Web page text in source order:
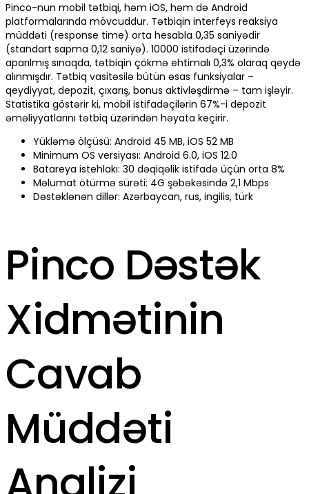
Pinco-nun mobil tətbiqi, həm iOS, həm də Android
platformalarında mövcuddur. Tətbiqin interfeys reaksiya
müddəti (response time) orta hesabla 0,35 saniyədir
(standart sapma 0,12 saniyə). 10000 istifadəçi üzərində
aparılmış sınaqda, tətbiqin çökmə ehtimalı 0,3% olaraq qeydə
alınmışdır. Tətbiq vasitəsilə bütün əsas funksiyalar –
qeydiyyat, depozit, çıxarış, bonus aktivləşdirmə – tam işləyir.
Statistika göstərir ki, mobil istifadəçilərin 67%-i depozit
əməliyyatlarını tətbiq üzərindən həyata keçirir.
Yükləmə ölçüsü: Android 45 MB, iOS 52 MB
Minimum OS versiyası: Android 6.0, iOS 12.0
Batareya istehlakı: 30 dəqiqəlik istifadə üçün orta 8%
Məlumat ötürmə sürəti: 4G şəbəkəsində 2,1 Mbps
Dəstəklənən dillər: Azərbaycan, rus, ingilis, türk
Pinco Dəstək
Xidmətinin
Cavab
Müddəti